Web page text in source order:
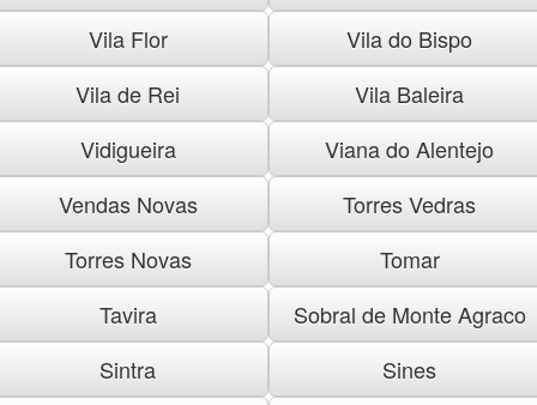
Vila Flor
Vila do Bispo
Vila de Rei
Vila Baleira
Vidigueira
Viana do Alentejo
Vendas Novas
Torres Vedras
Torres Novas
Tomar
Tavira
Sobral de Monte Agraco
Sintra
Sines